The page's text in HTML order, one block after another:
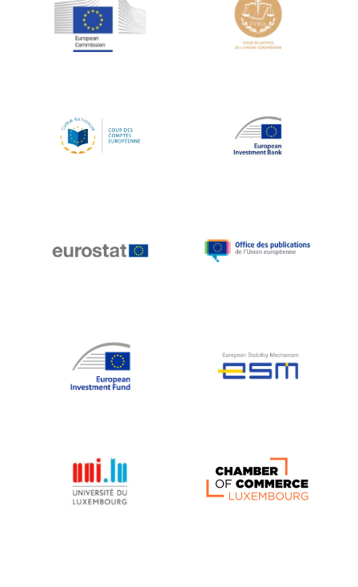
Jean-Louis Schiltz
Jean-Victor Louis
Johnny Åkerholm
Katharien L.C. Hunt
Klaus-Heiner Lehne
Koen LENAERTS
Lars Heikensten
Lucas Papademos
Máire Geoghegan-Quinn